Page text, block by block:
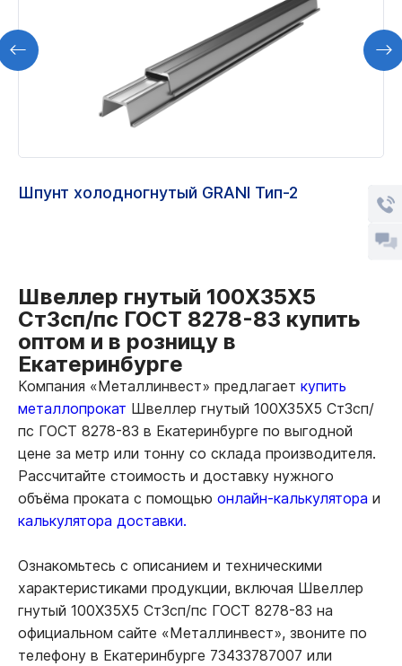
Шпунт холодногнутый GRANI Тип-2
Швеллер гнутый 100Х35Х5
Ст3сп/пс ГОСТ 8278-83 купить
оптом и в розницу в
Екатеринбурге
Компания «Металлинвест» предлагает купить
металлопрокат Швеллер гнутый 100Х35Х5 Ст3сп/
пс ГОСТ 8278-83 в Екатеринбурге по выгодной
цене за метр или тонну со склада производителя.
Рассчитайте стоимость и доставку нужного
объёма проката с помощью онлайн-калькулятора и
калькулятора доставки.
Ознакомьтесь с описанием и техническими
характеристиками продукции, включая Швеллер
гнутый 100Х35Х5 Ст3сп/пс ГОСТ 8278-83 на
официальном сайте «Металлинвест», звоните по
телефону в Екатеринбурге 73433787007 или